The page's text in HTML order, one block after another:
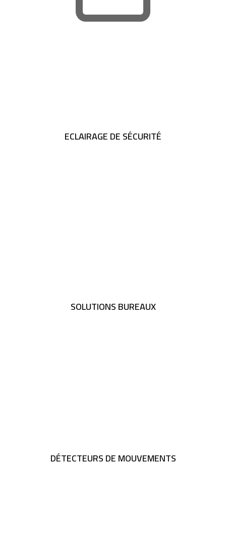
ECLAIRAGE DE SÉCURITÉ
SOLUTIONS BUREAUX
DÉTECTEURS DE MOUVEMENTS